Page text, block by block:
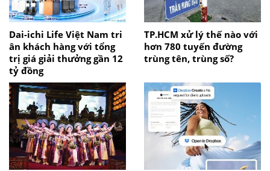
Dai-ichi Life Việt Nam tri
ân khách hàng với tổng
trị giá giải thưởng gần 12
tỷ đồng
TP.HCM xử lý thế nào với
hơn 780 tuyến đường
trùng tên, trùng số?